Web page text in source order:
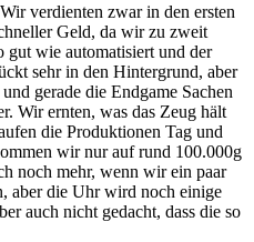
verdienten zwar in den ersten
Geld, da wir zu zweit
gut wie automatisiert und der
sehr in den Hintergrund, aber
gerade die Endgame Sachen
Wir ernten, was das Zeug hält
die Produktionen Tag und
wir nur auf rund 100.000g
noch mehr, wenn wir ein paar
aber die Uhr wird noch einige
auch nicht gedacht, dass die so